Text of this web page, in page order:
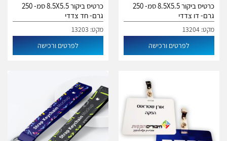
כרטיס ביקור 8.5X5.5 סמ- 250
גרם- דו צדדי
מקט: 13204
לפרטים ורכישה
כרטיס ביקור 8.5X5.5 סמ- 250
גרם- חד צדדי
מקט: 13203
לפרטים ורכישה